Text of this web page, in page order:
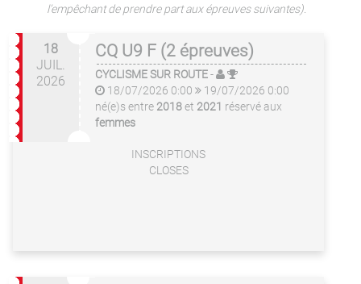
l’empêchant de prendre part aux épreuves suivantes)
18
JUIL.
2026
CQ U9 F (2 épreuves)
CYCLISME SUR ROUTE-
18/07/2026 0:00
19/07/2026 0:00
né(e)s entre 2018et 2021 réservé aux
femmes
INSCRIPTIONS
CLOSES